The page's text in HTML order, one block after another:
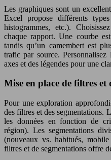
Les graphiques sont un
Excel propose différents
histogrammes, etc.).
chaque rapport. Une courbe
tandis qu’un camembert est
trafic par source.
axes et des légendes pour une
Mise en place de filtres et
Pour une exploration
des filtres et des segmentations.
les données en fonction de
région). Les segmentations
(nouveaux vs. habitués,
filtres et de segmentations offre